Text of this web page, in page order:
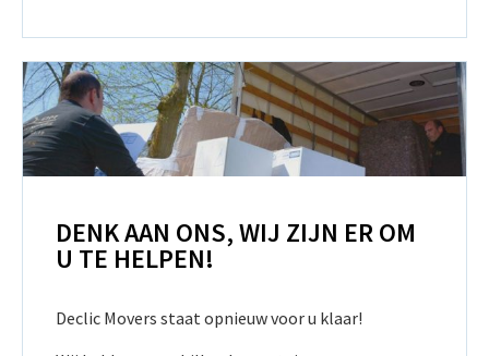
DENK AAN ONS, WIJ ZIJN ER OM
U TE HELPEN!
Declic Movers staat opnieuw voor u klaar!